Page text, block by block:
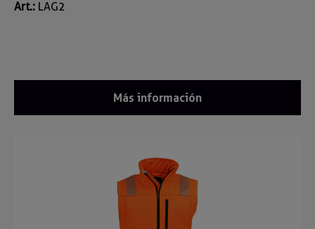
Art.: LAG2
Más información